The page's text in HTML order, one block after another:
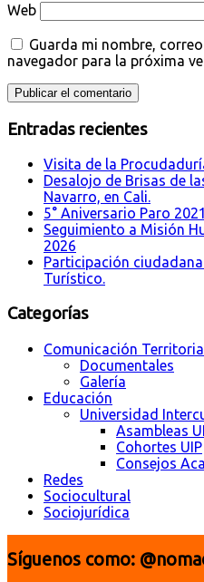
Web
Guarda mi nombre,
navegador para la próxima
Entradas recientes
Visita de la
Desalojo de Brisas de
Navarro, en Cali.
5° Aniversario Paro
Seguimiento a Misión
2026
Participación
Turístico.
Categorías
Comunicación
Documentales
Galería
Educación
Universidad
Asambleas
Cohortes UIP
Consejos
Redes
Sociocultural
Sociojurídica
Síguenos como: